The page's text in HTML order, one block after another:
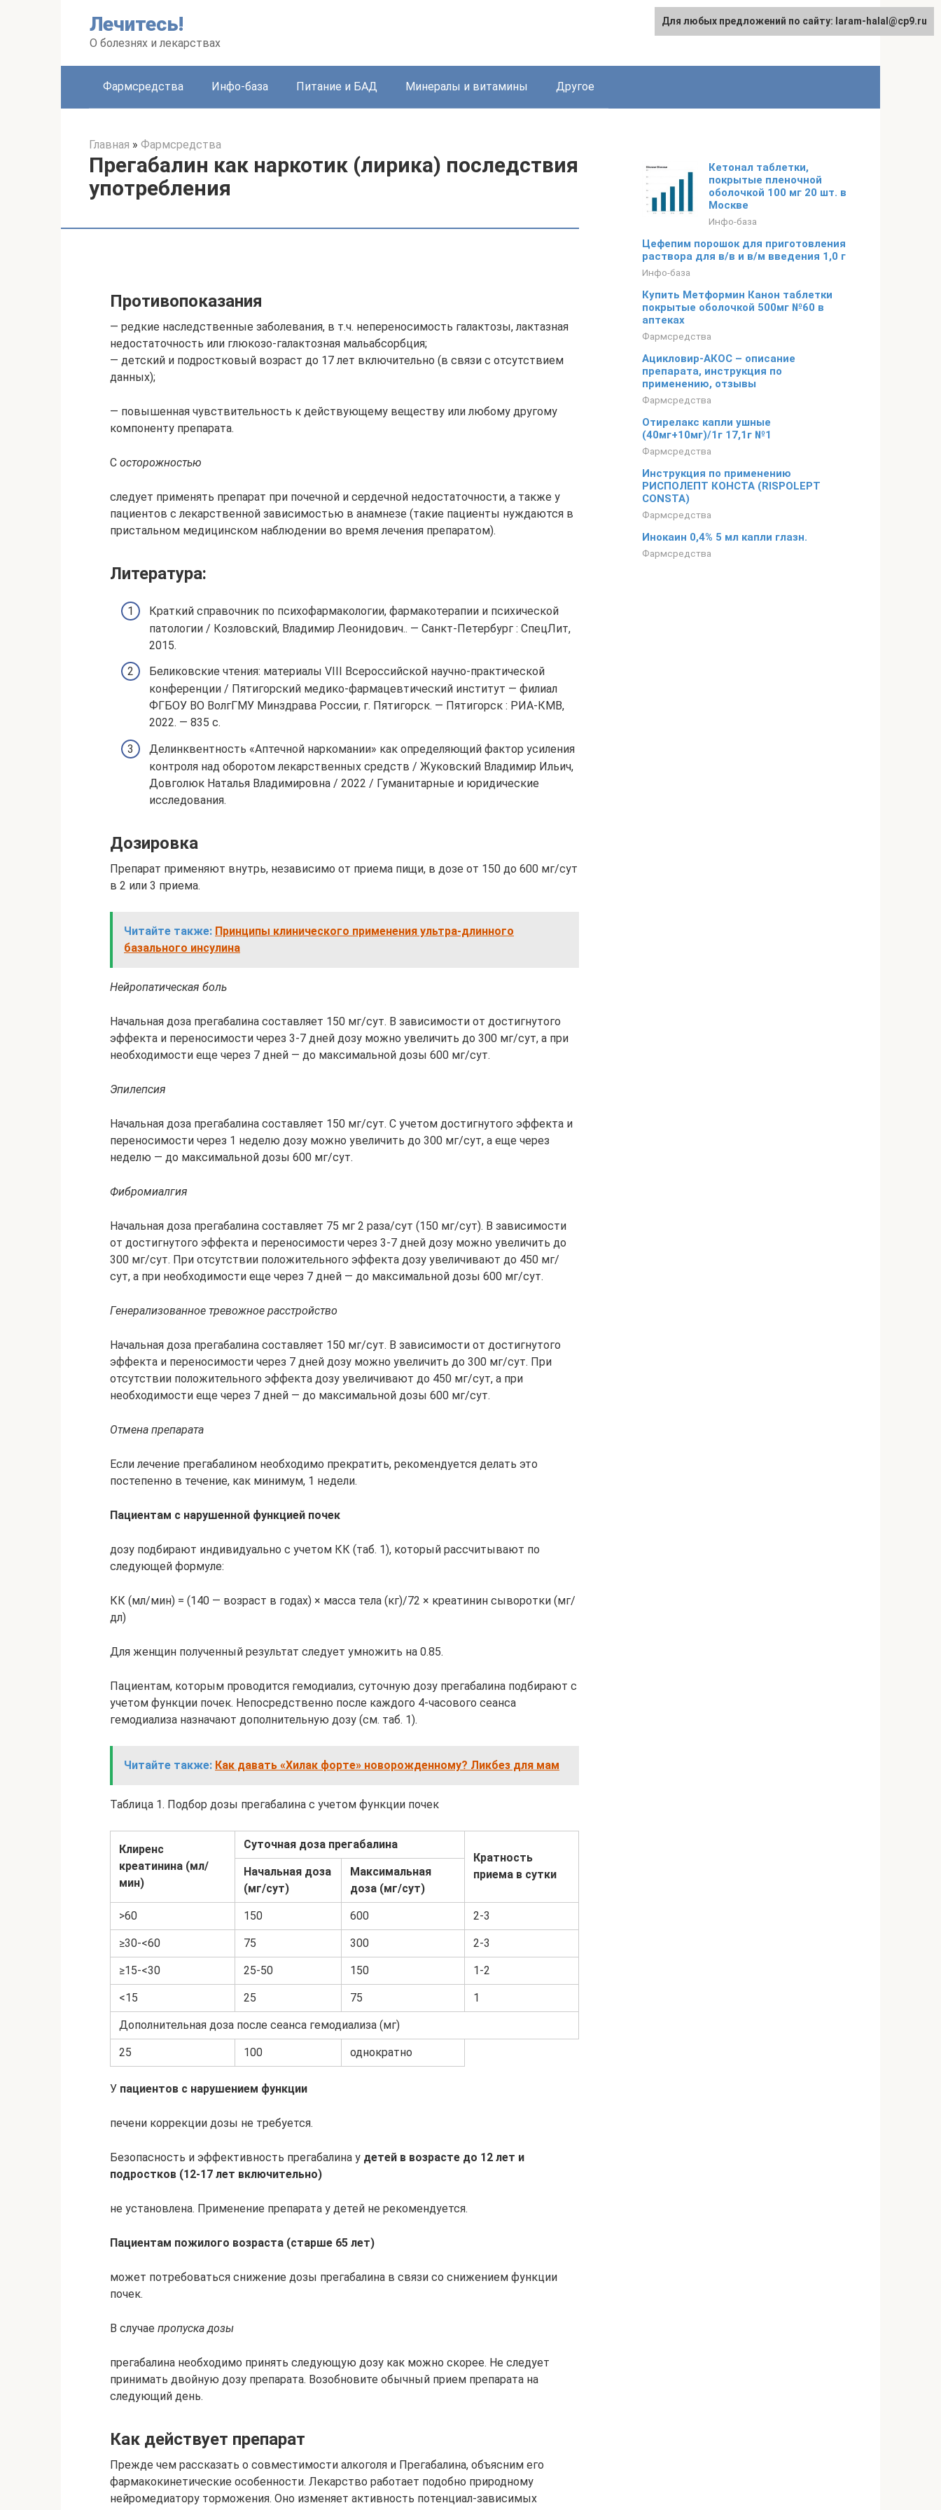
Лечитесь!
О болезнях и лекарствах
Фармсредства Инфо-база Питание и БАД Минералы и витамины Другое
Главная » Фармсредства
Прегабалин как наркотик (лирика) последствия
употребления
Противопоказания
— редкие наследственные заболевания, в т.ч. непереносимость галактозы, лактазная
недостаточность или глюкозо-галактозная мальабсорбция;
— детский и подростковый возраст до 17 лет включительно (в связи с отсутствием
данных);
— повышенная чувствительность к действующему веществу или любому другому
компоненту препарата.
С осторожностью
следует применять препарат при почечной и сердечной недостаточности, а также у
пациентов с лекарственной зависимостью в анамнезе (такие пациенты нуждаются в
пристальном медицинском наблюдении во время лечения препаратом).
Литература:
Краткий справочник по психофармакологии, фармакотерапии и психической
патологии / Козловский, Владимир Леонидович.. — Санкт-Петербург : СпецЛит,
2015.
Беликовские чтения: материалы VIII Всероссийской научно-практической
конференции / Пятигорский медико-фармацевтический институт — филиал
ФГБОУ ВО ВолгГМУ Минздрава России, г. Пятигорск. — Пятигорск : РИА-КМВ,
2022. — 835 с.
Делинквентность «Аптечной наркомании» как определяющий фактор усиления
контроля над оборотом лекарственных средств / Жуковский Владимир Ильич,
Довголюк Наталья Владимировна / 2022 / Гуманитарные и юридические
исследования.
Дозировка
Препарат применяют внутрь, независимо от приема пищи, в дозе от 150 до 600 мг/сут
в 2 или 3 приема.
Читайте также: Принципы клинического применения ультра-длинного
базального инсулина
Нейропатическая боль
Начальная доза прегабалина составляет 150 мг/сут. В зависимости от достигнутого
эффекта и переносимости через 3-7 дней дозу можно увеличить до 300 мг/сут, а при
необходимости еще через 7 дней — до максимальной дозы 600 мг/сут.
Эпилепсия
Начальная доза прегабалина составляет 150 мг/сут. С учетом достигнутого эффекта и
переносимости через 1 неделю дозу можно увеличить до 300 мг/сут, а еще через
неделю — до максимальной дозы 600 мг/сут.
Фибромиалгия
Начальная доза прегабалина составляет 75 мг 2 раза/сут (150 мг/сут). В зависимости
от достигнутого эффекта и переносимости через 3-7 дней дозу можно увеличить до
300 мг/сут. При отсутствии положительного эффекта дозу увеличивают до 450 мг/
сут, а при необходимости еще через 7 дней — до максимальной дозы 600 мг/сут.
Генерализованное тревожное расстройство
Начальная доза прегабалина составляет 150 мг/сут. В зависимости от достигнутого
эффекта и переносимости через 7 дней дозу можно увеличить до 300 мг/сут. При
отсутствии положительного эффекта дозу увеличивают до 450 мг/сут, а при
необходимости еще через 7 дней — до максимальной дозы 600 мг/сут.
Отмена препарата
Если лечение прегабалином необходимо прекратить, рекомендуется делать это
постепенно в течение, как минимум, 1 недели.
Пациентам с нарушенной функцией почек
дозу подбирают индивидуально с учетом КК (таб. 1), который рассчитывают по
следующей формуле:
КК (мл/мин) = (140 — возраст в годах) × масса тела (кг)/72 × креатинин сыворотки (мг/
дл)
Для женщин полученный результат следует умножить на 0.85.
Пациентам, которым проводится гемодиализ, суточную дозу прегабалина подбирают с
учетом функции почек. Непосредственно после каждого 4-часового сеанса
гемодиализа назначают дополнительную дозу (см. таб. 1).
Читайте также: Как давать «Хилак форте» новорожденному? Ликбез для мам
Таблица 1. Подбор дозы прегабалина с учетом функции почек
Клиренс
креатинина (мл/
мин)
Суточная доза прегабалина
Кратность
приема в сутки
Начальная доза
(мг/сут)
Максимальная
доза (мг/сут)
>60 150 600 2-3
≥30-<60 75 300 2-3
≥15-<30 25-50 150 1-2
<15 25 75 1
Дополнительная доза после сеанса гемодиализа (мг)
25 100 однократно
У пациентов с нарушением функции
печени коррекции дозы не требуется.
Безопасность и эффективность прегабалина у детей в возрасте до 12 лет и
подростков (12-17 лет включительно)
не установлена. Применение препарата у детей не рекомендуется.
Пациентам пожилого возраста (старше 65 лет)
может потребоваться снижение дозы прегабалина в связи со снижением функции
почек.
В случае пропуска дозы
прегабалина необходимо принять следующую дозу как можно скорее. Не следует
принимать двойную дозу препарата. Возобновите обычный прием препарата на
следующий день.
Как действует препарат
Прежде чем рассказать о совместимости алкоголя и Прегабалина, объясним его
фармакокинетические особенности. Лекарство работает подобно природному
нейромедиатору торможения. Оно изменяет активность потенциал-зависимых
Кетонал таблетки,
покрытые пленочной
оболочкой 100 мг 20 шт. в
Москве
Инфо-база
Цефепим порошок для приготовления
раствора для в/в и в/м введения 1,0 г
Инфо-база
Купить Метформин Канон таблетки
покрытые оболочкой 500мг №60 в
аптеках
Фармсредства
Ацикловир-АКОС – описание
препарата, инструкция по
применению, отзывы
Фармсредства
Отирелакс капли ушные
(40мг+10мг)/1г 17,1г №1
Фармсредства
Инструкция по применению
РИСПОЛЕПТ КОНСТА (RISPOLEPT
CONSTA)
Фармсредства
Инокаин 0,4% 5 мл капли глазн.
Фармсредства
Для любых предложений по сайту: laram-halal@cp9.ru